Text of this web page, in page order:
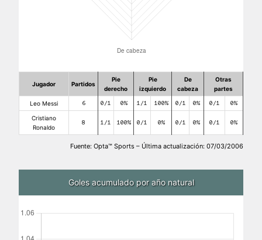
Jugador Partidos
Pie
derecho
Pie
izquierdo
De
cabeza
Otras
partes
Leo Messi 6 0/1 0% 1/1 100% 0/1 0% 0/1 0%
Cristiano
Ronaldo
8 1/1 100% 0/1 0% 0/1 0% 0/1 0%
Fuente: Opta™ Sports – Última actualización: 07/03/2006
Goles acumulado por año natural